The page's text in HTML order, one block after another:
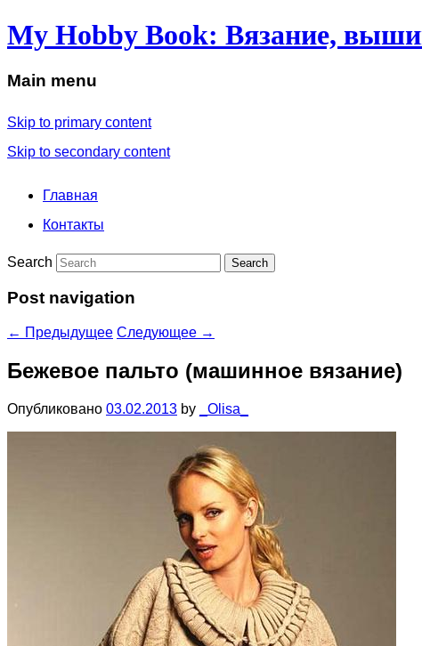
My Hobby Book: Вязание,
Main menu
Skip to primary content
Skip to secondary content
Главная
Контакты
Search
Post navigation
← Предыдущее Следующее →
Бежевое пальто (машинное вязание)
Опубликовано 03.02.2013 by _Olisa_